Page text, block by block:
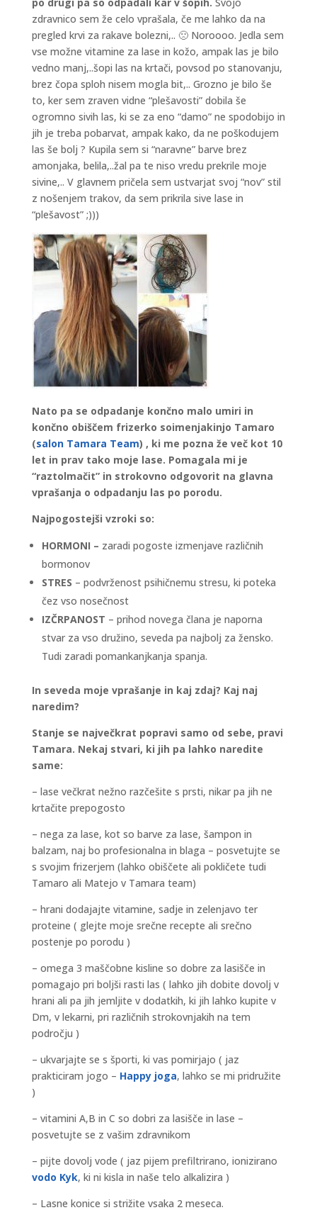
zdravnico sem že celo vprašala, če me lahko da na
pregled krvi za rakave bolezni,.. 🙁 Noroooo. Jedla sem
vse možne vitamine za lase in kožo, ampak las je bilo
vedno manj,..šopi las na krtači, povsod po stanovanju,
brez čopa sploh nisem mogla bit,.. Grozno je bilo še
to, ker sem zraven vidne “plešavosti” dobila še
ogromno sivih las, ki se za eno “damo” ne spodobijo in
jih je treba pobarvat, ampak kako, da ne poškodujem
las še bolj ? Kupila sem si “naravne” barve brez
amonjaka, belila,..žal pa te niso vredu prekrile moje
sivine,.. V glavnem pričela sem ustvarjat svoj “nov” stil
z nošenjem trakov, da sem prikrila sive lase in
“plešavost” ;)))
Nato pa se odpadanje končno malo umiri in
končno obiščem frizerko soimenjakinjo Tamaro
(salon Tamara Team) , ki me pozna že več kot 10
let in prav tako moje lase. Pomagala mi je
“raztolmačit” in strokovno odgovorit na glavna
vprašanja o odpadanju las po porodu.
Najpogostejši vzroki so:
HORMONI – zaradi pogoste izmenjave različnih
bormonov
STRES – podvrženost psihičnemu stresu, ki poteka
čez vso nosečnost
IZČRPANOST – prihod novega člana je naporna
stvar za vso družino, seveda pa najbolj za žensko.
Tudi zaradi pomankanjkanja spanja.
In seveda moje vprašanje in kaj zdaj? Kaj naj
naredim?
Stanje se največkrat popravi samo od sebe, pravi
Tamara. Nekaj stvari, ki jih pa lahko naredite
same:
– lase večkrat nežno razčešite s prsti, nikar pa jih ne
krtačite prepogosto
– nega za lase, kot so barve za lase, šampon in
balzam, naj bo profesionalna in blaga – posvetujte se
s svojim frizerjem (lahko obiščete ali pokličete tudi
Tamaro ali Matejo v Tamara team)
– hrani dodajajte vitamine, sadje in zelenjavo ter
proteine ( glejte moje srečne recepte ali srečno
postenje po porodu )
– omega 3 maščobne kisline so dobre za lasišče in
pomagajo pri boljši rasti las ( lahko jih dobite dovolj v
hrani ali pa jih jemljite v dodatkih, ki jih lahko kupite v
Dm, v lekarni, pri različnih strokovnjakih na tem
področju )
– ukvarjajte se s športi, ki vas pomirjajo ( jaz
prakticiram jogo – Happy joga, lahko se mi pridružite
)
– vitamini A,B in C so dobri za lasišče in lase –
posvetujte se z vašim zdravnikom
– pijte dovolj vode ( jaz pijem prefiltrirano, ionizirano
vodo Kyk, ki ni kisla in naše telo alkalizira )
– Lasne konice si strižite vsaka 2 meseca.